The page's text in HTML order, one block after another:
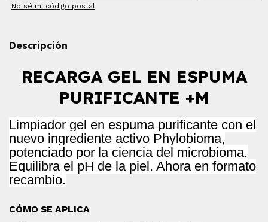
No sé mi código postal
Descripción
RECARGA GEL EN ESPUMA
PURIFICANTE +M
Limpiador gel en espuma purificante con el
nuevo ingrediente activo Phylobioma,
potenciado por la ciencia del microbioma.
Equilibra el pH de la piel. Ahora en formato
recambio.
CÓMO SE APLICA